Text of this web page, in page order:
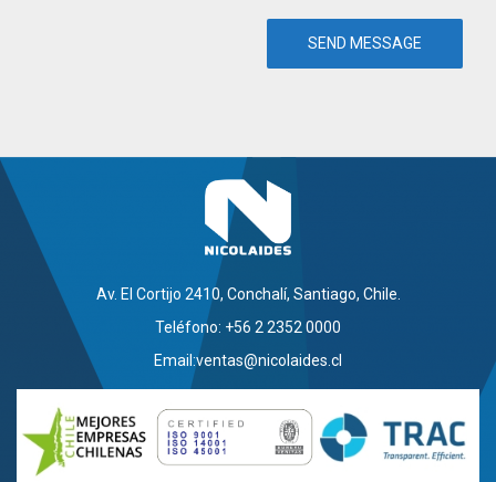
Av. El Cortijo 2410, Conchalí, Santiago, Chile.
Teléfono: +56 2 2352 0000
Email:ventas@nicolaides.cl